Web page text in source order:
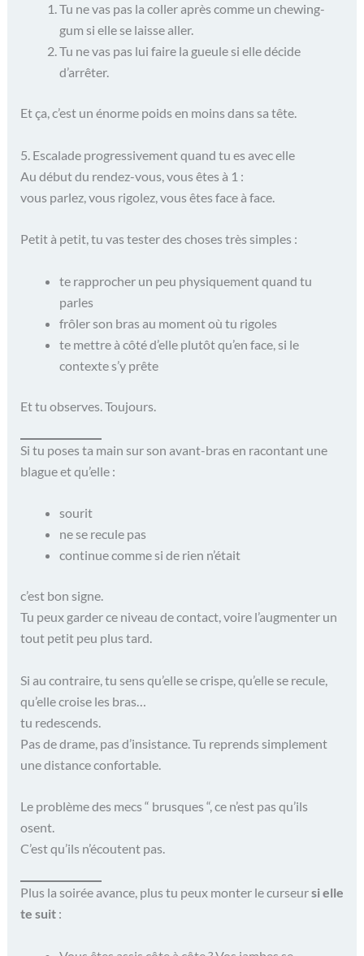
Tu ne vas pas la coller après comme un chewing-
gum si elle se laisse aller.
Tu ne vas pas lui faire la gueule si elle décide
d’arrêter.
Et ça, c’est un énorme poids en moins dans sa tête.
5. Escalade progressivement quand tu es avec elle
Au début du rendez-vous, vous êtes à 1 :
vous parlez, vous rigolez, vous êtes face à face.
Petit à petit, tu vas tester des choses très simples :
te rapprocher un peu physiquement quand tu
parles
frôler son bras au moment où tu rigoles
te mettre à côté d’elle plutôt qu’en face, si le
contexte s’y prête
Et tu observes. Toujours.
Si tu poses ta main sur son avant-bras en racontant une
blague et qu’elle :
sourit
ne se recule pas
continue comme si de rien n’était
c’est bon signe.
Tu peux garder ce niveau de contact, voire l’augmenter un
tout petit peu plus tard.
Si au contraire, tu sens qu’elle se crispe, qu’elle se recule,
qu’elle croise les bras…
tu redescends.
Pas de drame, pas d’insistance. Tu reprends simplement
une distance confortable.
Le problème des mecs “ brusques “, ce n’est pas qu’ils
osent.
C’est qu’ils n’écoutent pas.
Plus la soirée avance, plus tu peux monter le curseursi elle
te suit: